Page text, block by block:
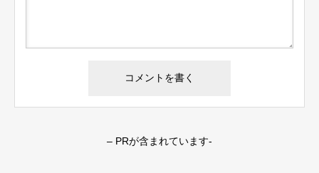
– PRが含まれています-